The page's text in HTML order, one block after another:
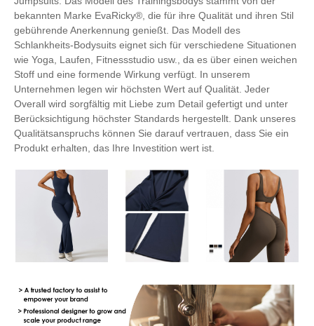
bekannten Marke EvaRicky®, die für ihre Qualität und ihren Stil
gebührende Anerkennung genießt. Das Modell des
Schlankheits-Bodysuits eignet sich für verschiedene Situationen
wie Yoga, Laufen, Fitnessstudio usw., da es über einen weichen
Stoff und eine formende Wirkung verfügt. In unserem
Unternehmen legen wir höchsten Wert auf Qualität. Jeder
Overall wird sorgfältig mit Liebe zum Detail gefertigt und unter
Berücksichtigung höchster Standards hergestellt. Dank unseres
Qualitätsanspruchs können Sie darauf vertrauen, dass Sie ein
Produkt erhalten, das Ihre Investition wert ist.